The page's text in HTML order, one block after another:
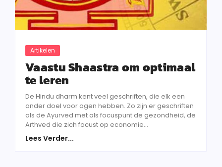
Artikelen
Vaastu Shaastra om optimaal
te leren
De Hindu dharm kent veel geschriften, die elk een
ander doel voor ogen hebben. Zo zijn er geschriften
als de Ayurved met als focuspunt de gezondheid, de
Arthved die zich focust op economie...
Lees Verder...